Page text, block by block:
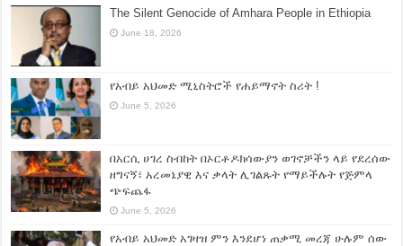
The Silent Genocide of Amhara People in Ethiopia
June 18, 2026
የአብይ አህመድ ሚኒስትሮች የሐይማኖት ስሪት !
June 5, 2026
በአርሲ ሀገረ ስብከት በኦርቶዶክሳውያን ወገኖቻችን ላይ የደረሰው
ዘግናኝ፣ አረመኔያዊ እና ቃላት ሊገልጹት የማይችሉት የጅምላ
ጭፍጨፋ
June 5, 2026
የአብይ አህመድ አገዛዝ ምን እንደሆነ ጠቃሚ መረጃ ሁሉም ሰው